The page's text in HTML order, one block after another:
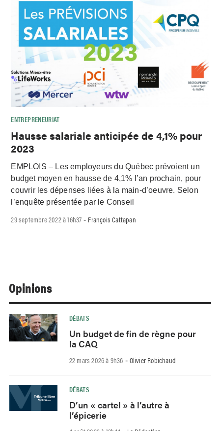
ENTREPRENEURIAT
Hausse salariale anticipée de 4,1% pour
2023
EMPLOIS – Les employeurs du Québec prévoient un
budget moyen en hausse de 4,1% l’an prochain, pour
couvrir les dépenses liées à la main-d’oeuvre. Selon
l’enquête présentée par le Conseil
29 septembre 2022 à 16h37 - François Cattapan
Opinions
DÉBATS
Un budget de fin de règne pour
la CAQ
22 mars 2026 à 9h36 - Olivier Robichaud
DÉBATS
D’un « cartel » à l’autre à
l’épicerie